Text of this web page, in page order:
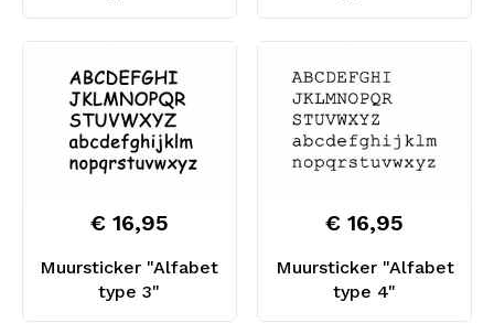
Muursticker "Alfabet
type 3"
€ 16,95
Muursticker "Alfabet
type 4"
€ 16,95